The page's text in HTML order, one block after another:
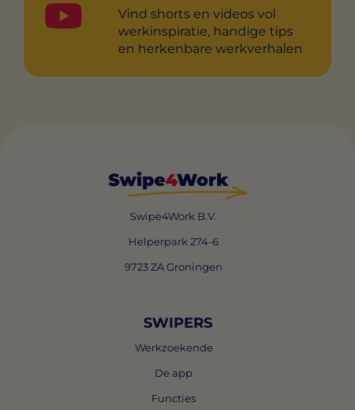
Vind shorts en videos vol
werkinspiratie, handige tips
en herkenbare werkverhalen
Swipe4Work B.V.
Helperpark 274-6
9723 ZA Groningen
SWIPERS
Werkzoekende
De app
Functies